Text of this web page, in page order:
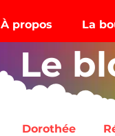
À propos La
Le
Dorothée